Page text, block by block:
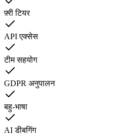
फ़्री टियर
API एक्सेस
टीम सहयोग
GDPR अनुपालन
बहु-भाषा
AI डीबगिंग